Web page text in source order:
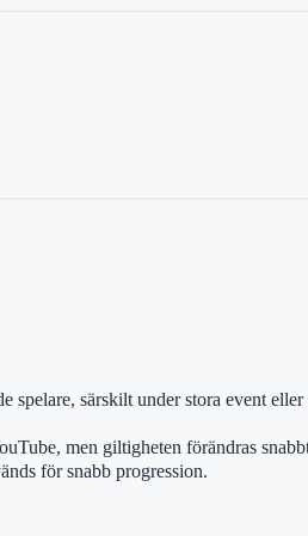
särskilt under stora event
men giltigheten förändras
för snabb progression.